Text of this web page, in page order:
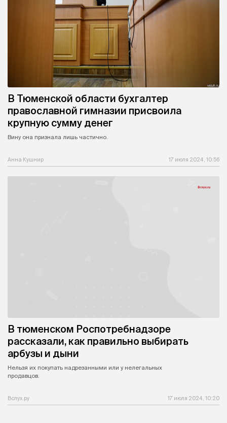
В Тюменской области бухгалтер
православной гимназии присвоила
крупную сумму денег
Вину она признала лишь частично.
Анна Кушнир 17 июля 2024, 10:56
В тюменском Роспотребнадзоре
рассказали, как правильно выбирать
арбузы и дыни
Нельзя их покупать надрезанными или у нелегальных
продавцов.
Вслух.ру 17 июля 2024, 10:20